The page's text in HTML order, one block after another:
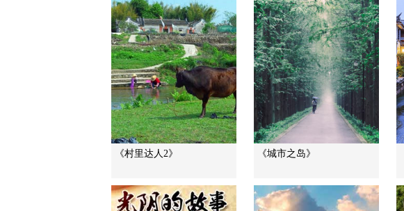
《村里达人2》 《城市之岛》